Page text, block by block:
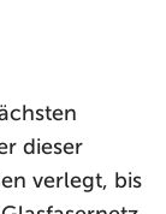
dieser
verlegt, bis